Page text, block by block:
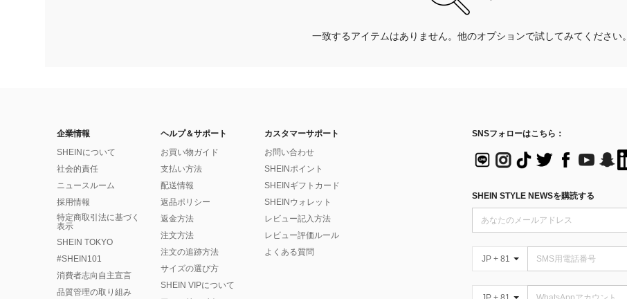
一致するアイテムはありません。他のオプションで試してみてください。
企業情報
SHEINについて
社会的責任
ニュースルーム
採用情報
特定商取引法に基づく
表示
SHEIN TOKYO
#SHEIN101
消費者志向自主宣言
品質管理の取り組み
ヘルプ＆サポート
お買い物ガイド
支払い方法
配送情報
返品ポリシー
返金方法
注文方法
注文の追跡方法
サイズの選び方
SHEIN VIPについて
カスタマーサポート
お問い合わせ
SHEINポイント
SHEINギフトカード
SHEINウォレット
レビュー記入方法
レビュー評価ルール
よくある質問
SNSフォローはこちら：
SHEIN STYLE NEWSを購読する
JP + 81